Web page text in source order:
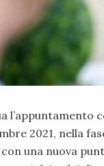
l’appuntamento
2021, nella
una nuova